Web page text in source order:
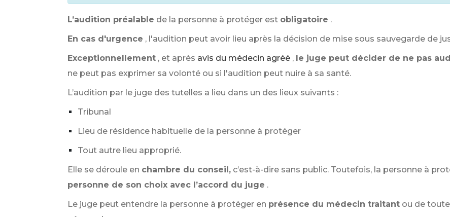
L’audition préalable de la personne à protéger est obligatoire .
En cas d'urgence , l'audition peut avoir lieu après la décision de mise sous sauvegarde de
Exceptionnellement , et après avis du médecin agréé , le juge peut décider de ne pas
ne peut pas exprimer sa volonté ou si l'audition peut nuire à sa santé.
L’audition par le juge des tutelles a lieu dans un des lieux suivants :
Tribunal
Lieu de résidence habituelle de la personne à protéger
Tout autre lieu approprié.
Elle se déroule en chambre du conseil, c’est-à-dire sans public. Toutefois, la personne à
personne de son choix avec l’accord du juge .
Le juge peut entendre la personne à protéger en présence du médecin traitant ou de